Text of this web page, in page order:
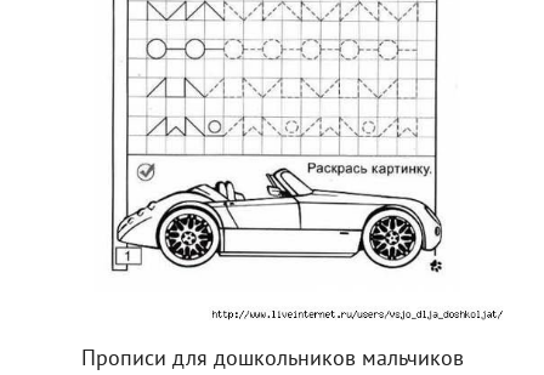
Прописи для дошкольников мальчиков